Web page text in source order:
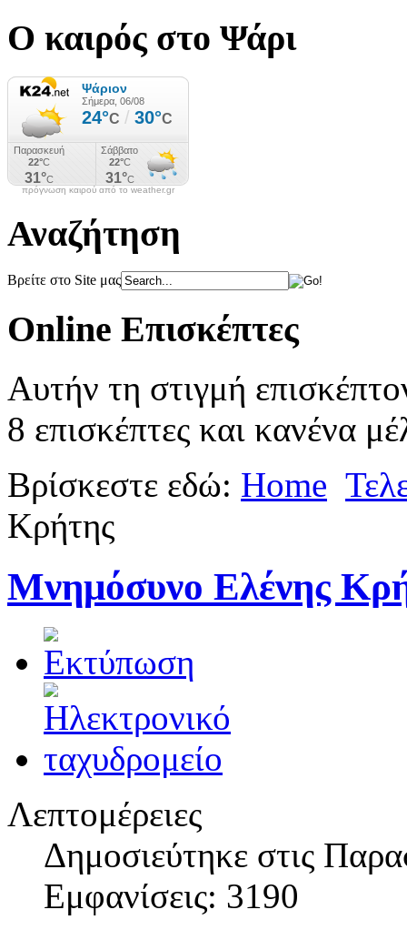
Ο καιρός στο Ψάρι
πρόγνωση καιρού από το weather.gr
Αναζήτηση
Βρείτε στο Site μας
Online Επισκέπτες
Αυτήν τη στιγμή
8 επισκέπτες και κανένα
Βρίσκεστε εδώ: Home
Κρήτης
Μνημόσυνο Ελένης
Λεπτομέρειες
Δημοσιεύτηκε στις
Εμφανίσεις: 3190